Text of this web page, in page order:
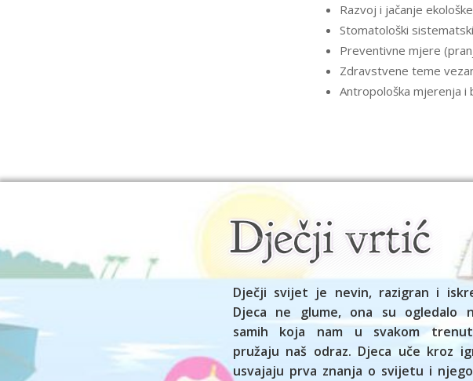
Razvoj i jačanje
Stomatološki
Preventivne mjere
Zdravstvene teme
Antropološka mjerenja i
Dječji svijet je nevin, razigran i
Djeca ne glume, ona su ogledalo
samih koja nam u svakom
pružaju naš odraz. Djeca uče kroz
usvajaju prva znanja o svijetu i